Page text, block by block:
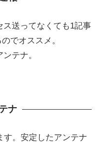
送ってなくても1記事
でオススメ。
テナ。
ナ
す。安定したアンテナ